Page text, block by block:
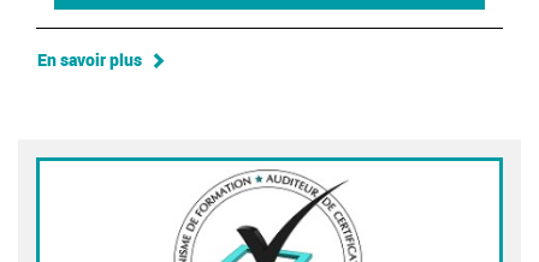
En savoir plus